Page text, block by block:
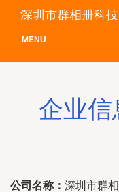
深圳市群相册科
MENU
企业信
公司名称： 深圳市群